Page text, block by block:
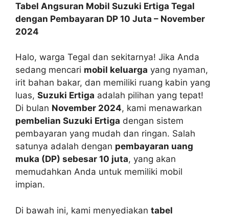
Tabel Angsuran Mobil Suzuki Ertiga Tegal
dengan Pembayaran DP 10 Juta – November
2024
Halo, warga Tegal dan sekitarnya! Jika Anda
sedang mencari mobil keluarga yang nyaman,
irit bahan bakar, dan memiliki ruang kabin yang
luas, Suzuki Ertiga adalah pilihan yang tepat!
Di bulan November 2024, kami menawarkan
pembelian Suzuki Ertiga dengan sistem
pembayaran yang mudah dan ringan. Salah
satunya adalah dengan pembayaran uang
muka (DP) sebesar 10 juta, yang akan
memudahkan Anda untuk memiliki mobil
impian.
Di bawah ini, kami menyediakan tabel